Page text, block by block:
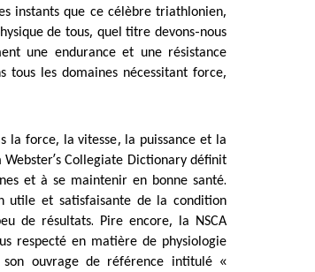
instants que ce célèbre triathlonien,
de tous, quel titre devons-nous
une endurance et une résistance
les domaines nécessitant force,
la force, la vitesse, la puissance et la
Webster’s Collegiate Dictionary définit
et à se maintenir en bonne santé.
utile et satisfaisante de la condition
de résultats. Pire encore, la NSCA
respecté en matière de physiologie
ouvrage de référence intitulé «